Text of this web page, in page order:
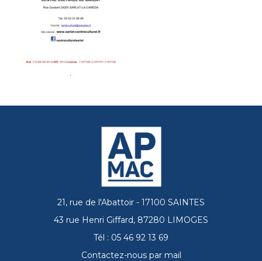
21, rue de l'Abattoir - 17100 SAINTES
43 rue Henri Giffard, 87280 LIMOGES
Tél : 05 46 92 13 69
Contactez-nous par mail